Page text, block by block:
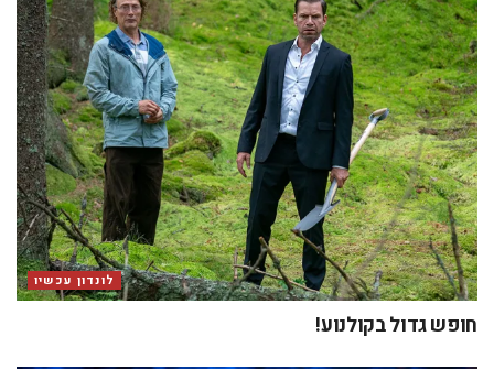
לונדון עכשיו
חופש גדול בקולנוע!